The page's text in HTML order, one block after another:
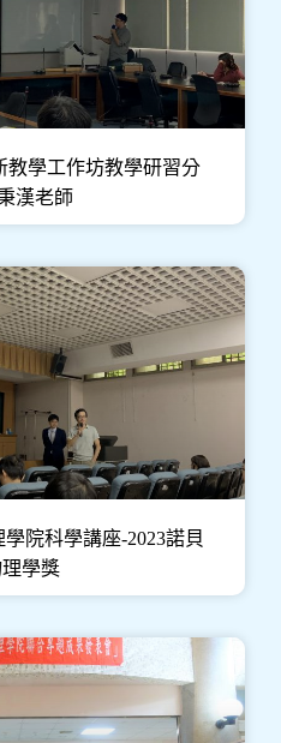
教學工作坊教學研習分
漢老師
院科學講座-2023諾貝
學獎